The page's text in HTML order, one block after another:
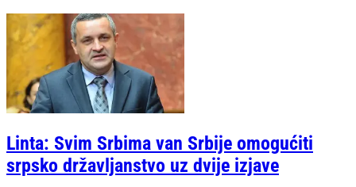
Linta: Svim Srbima van Srbije omogućiti
srpsko državljanstvo uz dvije izjave